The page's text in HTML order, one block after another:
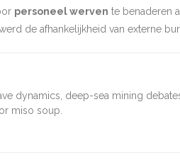
personeel werven te benaderen
de afhankelijkheid van externe
dynamics, deep-sea mining
miso soup.